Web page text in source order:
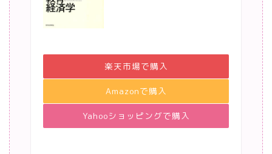
楽天市場で購入
Amazonで購入
Yahooショッピングで購入